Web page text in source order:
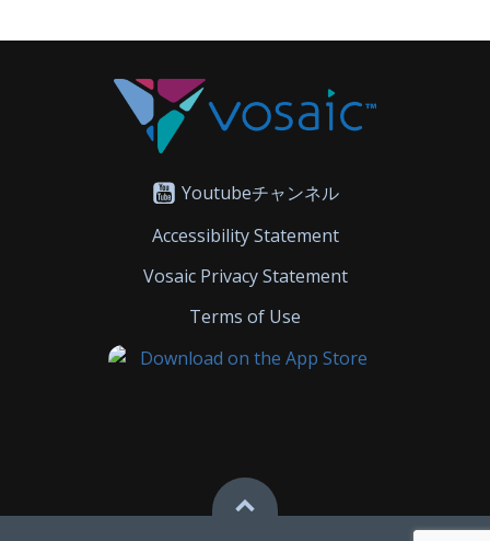
Youtubeチャンネル
Accessibility Statement
Vosaic Privacy Statement
Terms of Use